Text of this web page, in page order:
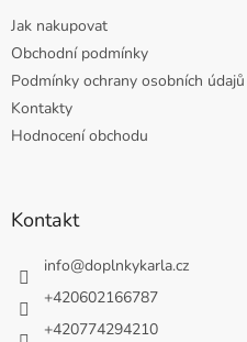
Jak nakupovat
Obchodní podmínky
Podmínky ochrany osobních údajů
Kontakty
Hodnocení obchodu
Kontakt
info@doplnkykarla.cz
+420602166787
+420774294210